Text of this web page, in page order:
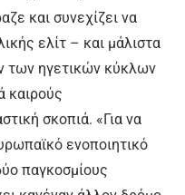
και συνεχίζει να
ελίτ – και μάλιστα
των ηγετικών κύκλων
καιρούς
σκοπιά. «Για να
ενοποιητικό
παγκοσμίους